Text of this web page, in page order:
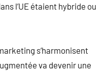
l’UE étaient hybride ou
s’harmonisent
va devenir une